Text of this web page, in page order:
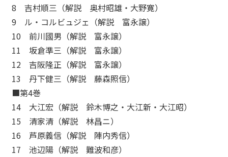
8 吉村順三（解説 奥村昭雄・大野寛）
9 ル・コルビュジェ（解説 富永譲）
10 前川國男（解説 富永譲）
11 坂倉準三（解説 富永譲）
12 吉阪隆正（解説 富永譲）
13 丹下健三（解説 藤森照信）
■第4巻
14 大江宏（解説 鈴木博之・大江新・大江昭）
15 清家清（解説 林昌ニ）
16 芦原義信（解説 陣内秀信）
17 池辺陽（解説 難波和彦）